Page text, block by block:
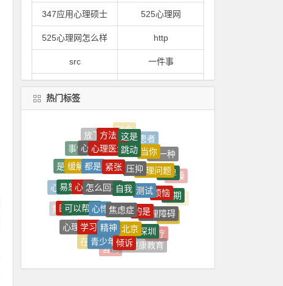
347应用心理硕士 525心理网
525心理网怎么样 http
src 一件事
一到 一到晚上就心情烦躁
一到晚上心情就很压抑 一句
一心理 一是
一紧张 一紧张就想吐
一门 一间
一颗 上了
上台 上海
上海心理学 上火
热门标签
方法 这是
事情
心理心理医生跳动 当你
是一种
是指
缓解都是 紧张 压抑心理问题
自卑
急躁
心慌
易怒心脏怎么回事自我 测试
烦恼
长期
忧郁
焦虑
医生
可以帮助心悸焦虑症的是
心理障碍
内心
自己的
的人
心理学
学习 精神 北京
深圳
治疗
恐惧症
感觉
在线青少年倾诉
心理健康教育
我是
心理疾病
咨询